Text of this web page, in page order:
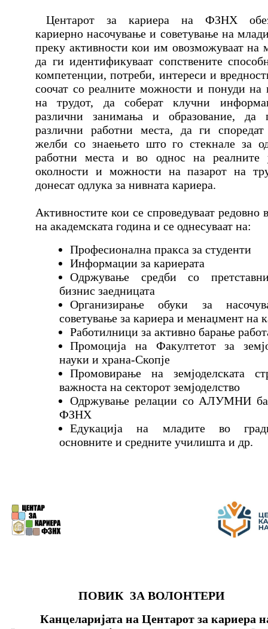
Центарот за кариера на ФЗНХ
кариерно насочување и советување на
преку активности кои им овозможуваат на
да ги идентификуваат сопствените
компетенции, потреби, интереси и
соочат со реалните можности и понуди на
на трудот, да соберат клучни
различни занимања и образование, да
различни работни места, да ги споредат
желби со знаењето што го стекнале за
работни места и во однос на реалните
околности и можности на пазарот на
донесат одлука за нивната кариера.
Активностите кои се спроведуваат редовно
на академската година и се однесуваат на:
Професионална пракса за студенти
Информации за кариерата
Одржување средби со
бизнис заедницата
Организирање обуки за
советување за кариера и менаџмент на
Работилници за активно барање
Промоција на Факултетот за
науки и храна-Скопје
Промовирање на земјоделската
важноста на секторот земјоделство
Одржување релации со АЛУМНИ
ФЗНХ
Едукација на младите во
основните и средните училишта и др.
ПОВИК ЗА ВОЛОНТЕРИ
Канцеларијата на Центарот за кариера